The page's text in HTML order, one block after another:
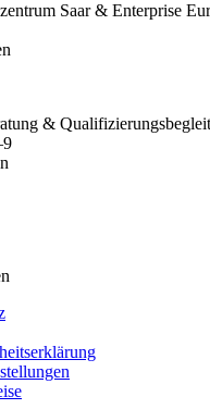
Saar & Enterprise
&